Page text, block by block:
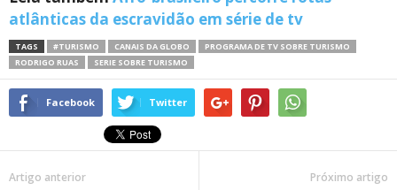
atlânticas da escravidão em série de tv
TAGS #TURISMO CANAIS DA GLOBO
PROGRAMA DE TV SOBRE TURISMO
RODRIGO RUAS
SERIE SOBRE TURISMO
Facebook Twitter
Artigo anterior Próximo artigo